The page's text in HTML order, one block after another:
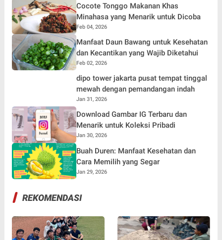
Cocote Tonggo Makanan Khas
Minahasa yang Menarik untuk Dicoba
Feb 04, 2026
Manfaat Daun Bawang untuk Kesehatan
dan Kecantikan yang Wajib Diketahui
Feb 02, 2026
dipo tower jakarta pusat tempat tinggal
mewah dengan pemandangan indah
Jan 31, 2026
Download Gambar IG Terbaru dan
Menarik untuk Koleksi Pribadi
Jan 30, 2026
Buah Duren: Manfaat Kesehatan dan
Cara Memilih yang Segar
Jan 29, 2026
REKOMENDASI